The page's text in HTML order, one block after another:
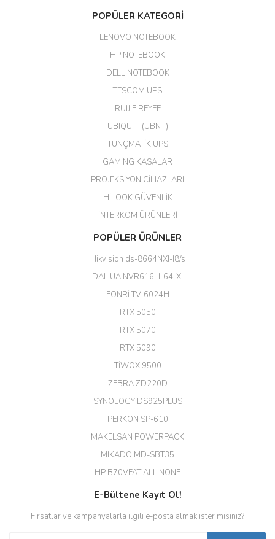
Aldığım ürün kapalı kutu teslim
edildi. Teşekkür ederim.
GÜRKAN KETHÜDAOĞLU |
Her şey için teşekkür ederim çok
Erdal Cingöz | 07/02/2026
Başarılı. Bu vasıfta bir ürünü bu
kadar uygun fiyata bulabilmek
büyük şans. Güvenliticaret
(HIKVISION DS-3E0326P-E/M(B)
EROL ÇAKMAK | 26/12/2025
Diğer yorumları göster
POPÜLER KATEGORİ
LENOVO NOTEBOOK
HP NOTEBOOK
DELL NOTEBOOK
TESCOM UPS
RUIJIE REYEE
UBIQUITI (UBNT)
TUNÇMATİK UPS
GAMİNG KASALAR
PROJEKSİYON CİHAZLARI
HİLOOK GÜVENLİK
İNTERKOM ÜRÜNLERİ
POPÜLER ÜRÜNLER
Hikvision ds-8664NXI-I8/s
DAHUA NVR616H-64-XI
FONRİ TV-6024H
RTX 5050
RTX 5070
RTX 5090
TİWOX 9500
ZEBRA ZD220D
SYNOLOGY DS925PLUS
PERKON SP-610
MAKELSAN POWERPACK
MIKADO MD-SBT35
HP B70VFAT ALLINONE
E-Bültene Kayıt Ol!
Fırsatlar ve kampanyalarla ilgili e-posta almak ister misiniz?